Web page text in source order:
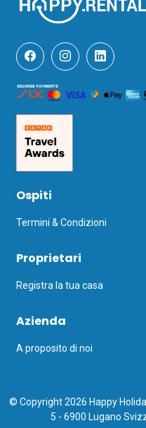
Ospiti
Termini & Condizioni
Proprietari
Registra la tua casa
Azienda
A proposito di noi
© Copyright 2026 Happy
5 - 6900 Lugano